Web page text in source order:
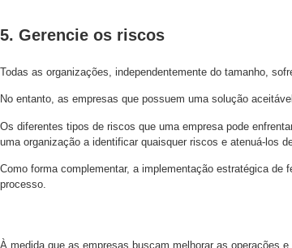
5. Gerencie os riscos
Todas as organizações, independentemente do tamanho,
No entanto, as empresas que possuem uma solução
Os diferentes tipos de riscos que uma empresa pode
uma organização a identificar quaisquer riscos e atenuá-los
Como forma complementar, a implementação estratégica
processo.
À medida que as empresas buscam melhorar as operações